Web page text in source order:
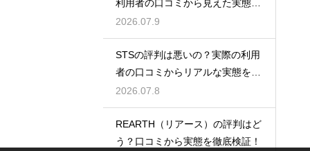
利用者の口コミから見えた実態を
検証
2026.07.9
STSの評判は悪いの？実際の利用
者の口コミからリアルな実態を徹
底検証
2026.07.8
REARTH（リアース）の評判はど
う？口コミから実態を徹底検証！